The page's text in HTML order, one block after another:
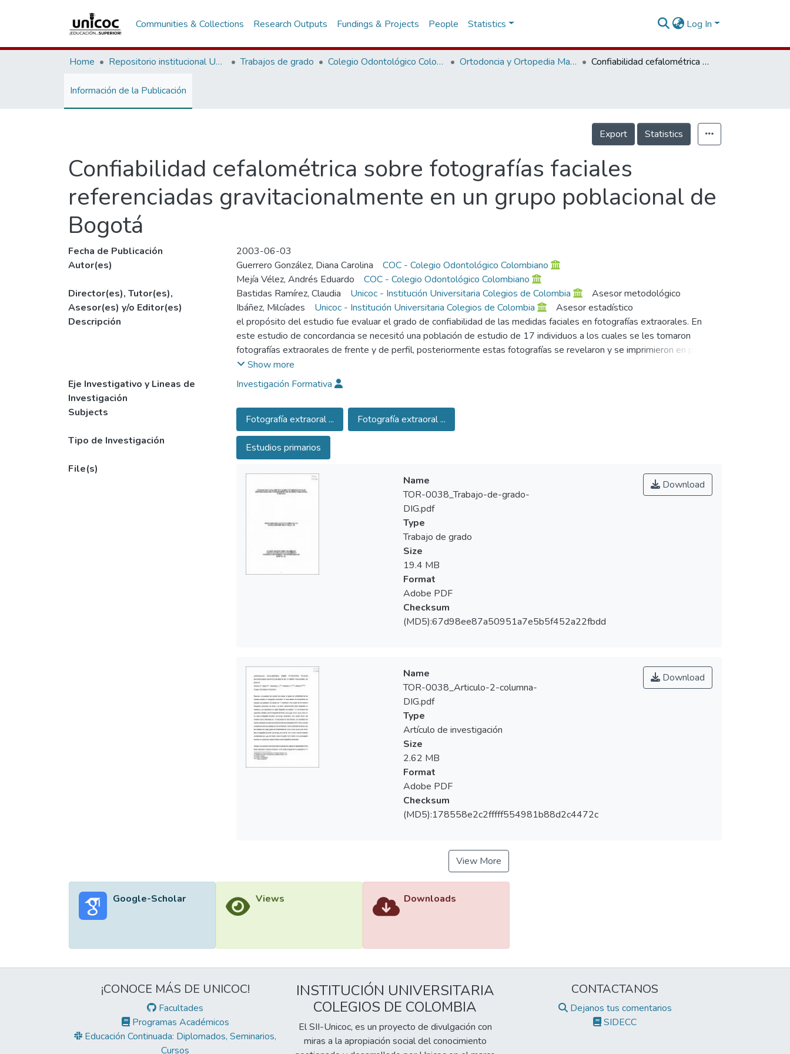
Communities & Collections Research Outputs Fundings & Projects People Statistics Log In
Home Repositorio institucional Unicoc, RI-unicoc Trabajos de grado Colegio Odontológico Colombiano Ortodoncia y Ortopedia Maxilar Confiabilidad cefalométrica sobre fotografías faciales referenciadas gravitacionalmente en un grupo poblacional de Bogotá
Información de la Publicación
Export Statistics
Confiabilidad cefalométrica sobre fotografías faciales
referenciadas gravitacionalmente en un grupo poblacional de
Bogotá
Fecha de Publicación
2003-06-03
Autor(es)
Guerrero González, Diana Carolina
COC - Colegio Odontológico Colombiano
Mejía Vélez, Andrés Eduardo
COC - Colegio Odontológico Colombiano
Director(es), Tutor(es),
Asesor(es) y/o Editor(es)
Bastidas Ramírez, Claudia Unicoc - Institución Universitaria Colegios de Colombia
Asesor metodológico
Ibáñez, Milcíades
Unicoc - Institución Universitaria Colegios de Colombia
Asesor estadístico
Descripción
el propósito del estudio fue evaluar el grado de confiabilidad de las medidas faciales en fotografías extraorales. En
este estudio de concordancia se necesitó una población de estudio de 17 individuos a los cuales se les tomaron
fotografías extraorales de frente y de perfil, posteriormente estas fotografías se revelaron y se imprimieron en papel
fotográfico en relación 1:1 y se tomaron las siguientes medidas: para la fotografía de frente: zx-zx, g-gn, en-en, ex-ex,
al-al, chch; para la fotografía de perfil: g-sn:sn-pg, pn-sn:sn-ls, n-sn, sn-sto, sto-sl. Las medidas fueron realizadas por
12 evaluadores en tres tiempos. Los resultados del estudio presentan una alta concordancia entre los evaluadores
(CCI>=0.8) y una alta consistencia entre las medidas en los tres tiempos. Como conclusión se obtuvo que las medidas
con mayor grado de confiabilidad son: zx-zx, en-en, ex-ex, al-al, ch-ch; para la fotografía de perfil: g-sn:sn-pg, pn-sn:sn-
ls, n-sn, sn-sto, y las de mediana confiabilidad son: g-gn de frente y sto-sl de perfil. Por lo tanto no es aconsejable
tenerlas en cuenta para realizar análisis sobre fotografías extraorales.
Show more
Eje Investigativo y Lineas de
Investigación
Investigación Formativa
Subjects
Fotografía extraoral ...
Fotografía extraoral ...
Tipo de Investigación
Estudios primarios
File(s)
Download
Name
TOR-0038_Trabajo-de-grado-
DIG.pdf
Type
Trabajo de grado
Size
19.4 MB
Format
Adobe PDF
Checksum
(MD5):67d98ee87a50951a7e5b5f452a22fbdd
Download
Name
TOR-0038_Articulo-2-columna-
DIG.pdf
Type
Artículo de investigación
Size
2.62 MB
Format
Adobe PDF
Checksum
(MD5):178558e2c2fffff554981b88d2c4472c
View More
Google-Scholar Views Downloads
¡CONOCE MÁS DE UNICOC!
Facultades
Programas Académicos
Educación Continuada: Diplomados, Seminarios,
Cursos
INSTITUCIÓN UNIVERSITARIA
COLEGIOS DE COLOMBIA
El SII-Unicoc, es un proyecto de divulgación con
miras a la apropiación social del conocimiento
CONTACTANOS
Dejanos tus comentarios
SIDECC